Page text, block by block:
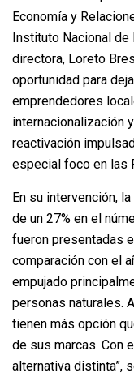
Economía y
Instituto Nacional de
directora, Loreto
oportunidad para
emprendedores
internacionalización
reactivación
especial foco en las
En su intervención,
de un 27% en el
fueron presentadas
comparación con el
empujado
personas naturales.
tienen más opción
de sus marcas. Con
alternativa distinta”,